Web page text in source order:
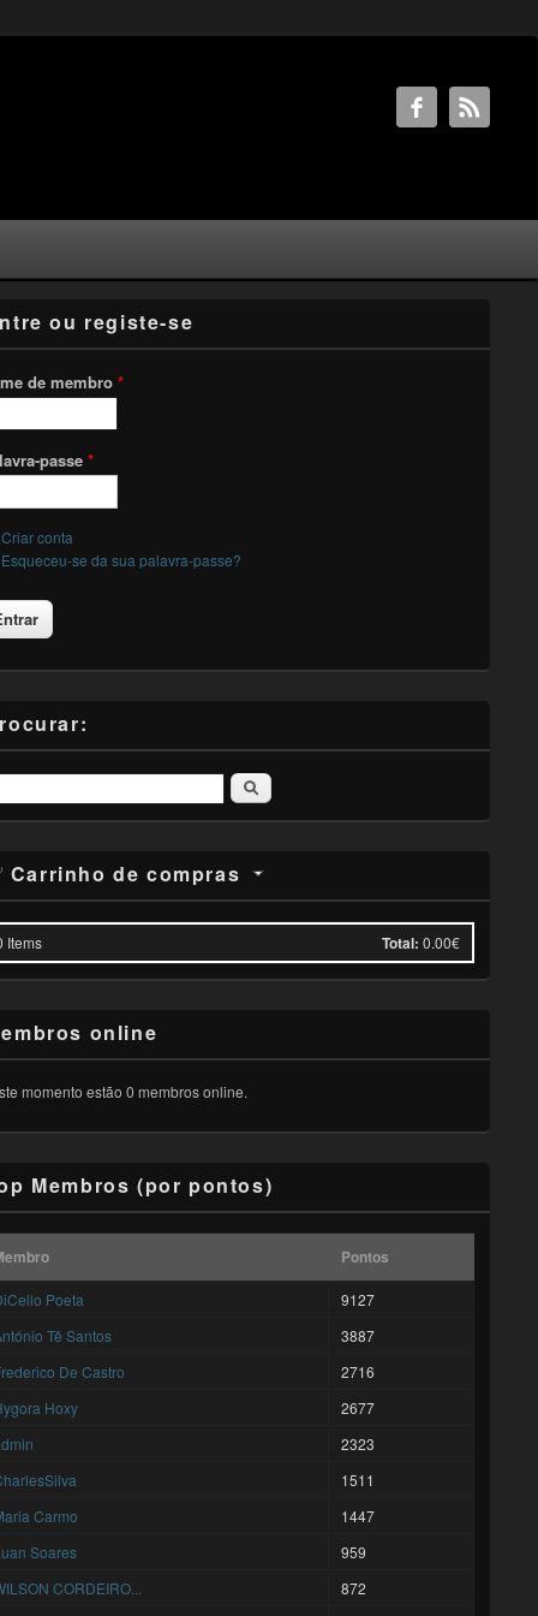
ou registe-se
de membro *
passe *
Criar conta
Esqueceu-se da sua palavra-passe?
Pesquisar
Carrinho de compras
Items Total: 0.00€
online
momento estão 0 membros online.
Membros (por pontos)
Pontos
Poeta
9127
Tê Santos
3887
De Castro
2716
Hoxy
2677
2323
1511
Carmo
1447
Soares
959
CORDEIRO...
872